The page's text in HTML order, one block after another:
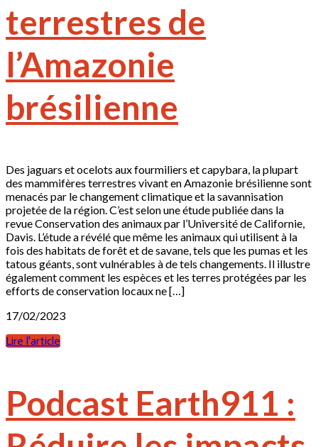
terrestres de
l’Amazonie
brésilienne
Des jaguars et ocelots aux fourmiliers et capybara, la plupart
des mammifères terrestres vivant en Amazonie brésilienne sont
menacés par le changement climatique et la savannisation
projetée de la région. C’est selon une étude publiée dans la
revue Conservation des animaux par l’Université de Californie,
Davis. L’étude a révélé que même les animaux qui utilisent à la
fois des habitats de forêt et de savane, tels que les pumas et les
tatous géants, sont vulnérables à de tels changements. Il illustre
également comment les espèces et les terres protégées par les
efforts de conservation locaux ne […]
17/02/2023
Lire l'article
Podcast Earth911 :